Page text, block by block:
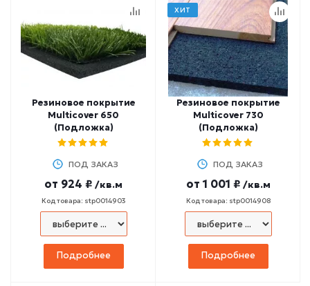
Резиновое покрытие
Multicover 650
(Подложка)
ПОД ЗАКАЗ
от 924 ₽ /кв.м
Код товара: stp0014903
Подробнее
ХИТ
Резиновое покрытие
Multicover 730
(Подложка)
ПОД ЗАКАЗ
от 1 001 ₽ /кв.м
Код товара: stp0014908
Подробнее